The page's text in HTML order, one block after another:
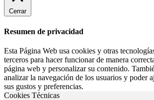
Cerrar
Resumen de privacidad
Esta Página Web usa cookies y otras
terceros para hacer funcionar de manera
página web y personalizar su contenido.
analizar la navegación de los usuarios y poder
sus gustos y preferencias.
Cookies Técnicas